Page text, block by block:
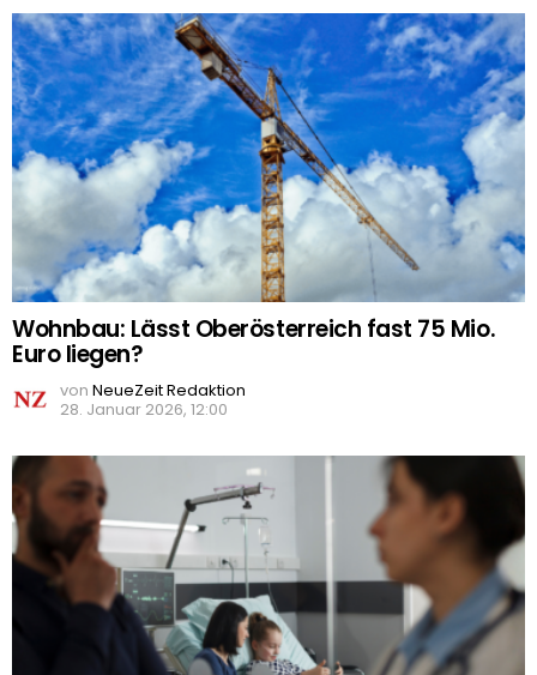
Wohnbau: Lässt Oberösterreich fast 75 Mio.
Euro liegen?
von NeueZeit Redaktion
28. Januar 2026, 12:00